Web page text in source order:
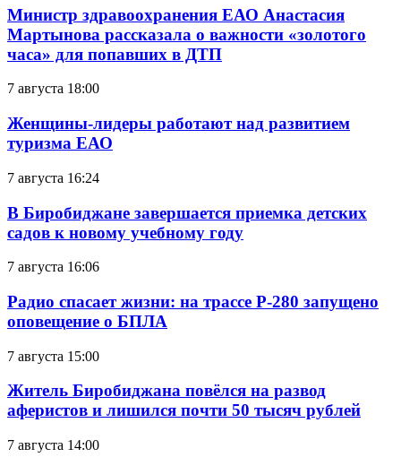
Министр здравоохранения ЕАО Анастасия
Мартынова рассказала о важности «золотого
часа» для попавших в ДТП
7 августа 18:00
Женщины-лидеры работают над развитием
туризма ЕАО
7 августа 16:24
В Биробиджане завершается приемка детских
садов к новому учебному году
7 августа 16:06
Радио спасает жизни: на трассе Р-280 запущено
оповещение о БПЛА
7 августа 15:00
Житель Биробиджана повёлся на развод
аферистов и лишился почти 50 тысяч рублей
7 августа 14:00